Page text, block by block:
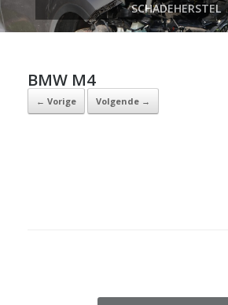
SCHADEHERSTEL
BMW M4
← Vorige Volgende →